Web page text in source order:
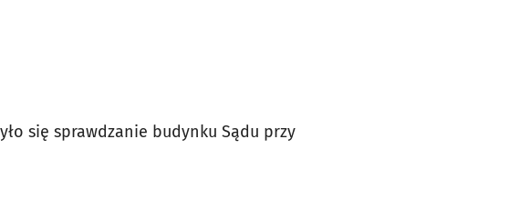
się sprawdzanie budynku Sądu przy